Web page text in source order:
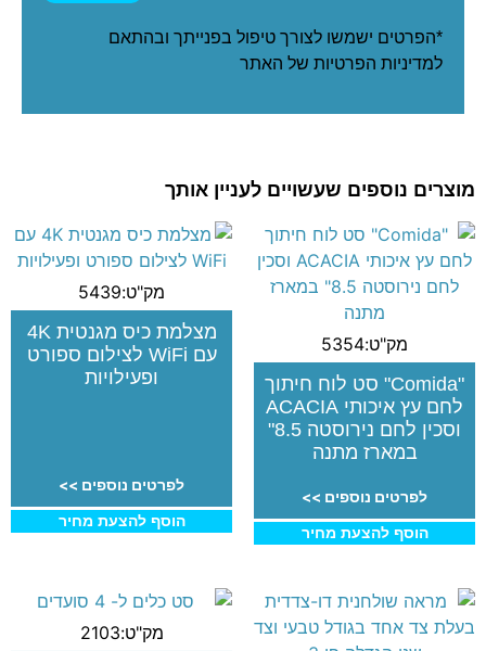
*הפרטים ישמשו לצורך טיפול בפנייתך ובהתאם
למדיניות הפרטיות של האתר
מוצרים נוספים שעשויים לעניין אותך
מק"ט:5354
"Comida" סט לוח חיתוך
לחם עץ איכותי ACACIA
וסכין לחם נירוסטה 8.5"
במארז מתנה
לפרטים נוספים >>
הוסף להצעת מחיר
מק"ט:5439
מצלמת כיס מגנטית 4K
עם WiFi לצילום ספורט
ופעילויות
לפרטים נוספים >>
הוסף להצעת מחיר
מק"ט:2103